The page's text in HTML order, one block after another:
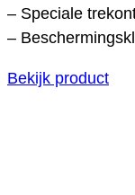
– Speciale
–
Bekijk product